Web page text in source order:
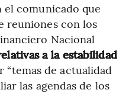
el comunicado que
reuniones con los
Nacional
a la estabilidad
“temas de actualidad
las agendas de los